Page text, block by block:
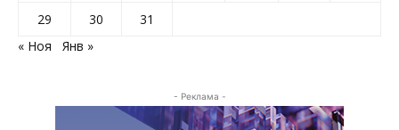
29
30
31
« Ноя
Янв »
- Реклама -